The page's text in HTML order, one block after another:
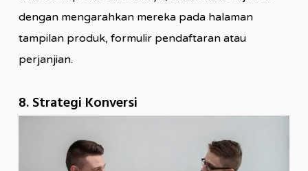
dengan mengarahkan mereka pada halaman
tampilan produk, formulir pendaftaran atau
perjanjian.
8. Strategi Konversi